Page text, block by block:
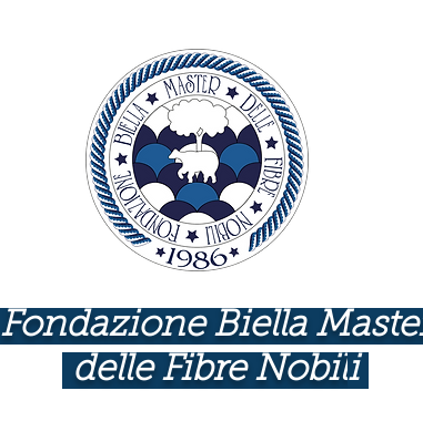
Fondazione Biella
delle Fibre Nobili